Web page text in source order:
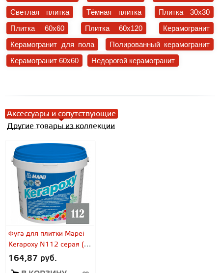
Светлая плитка
Тёмная плитка
Плитка 30x30
Плитка 60x60
Плитка 60x120
Керамогранит
Керамогранит для пола
Полированный керамогранит
Керамогранит 60x60
Недорогой керамогранит
Аксессуары и сопутствующие
Другие товары из коллекции
Фуга для плитки Mapei
Kerapoxy N112 серая (2
кг)
164,87 руб.